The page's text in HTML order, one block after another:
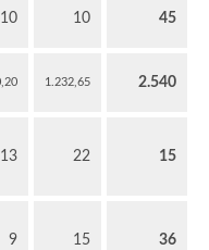
10 10 45
1.232,65 2.540
13 22 15
9 15 36